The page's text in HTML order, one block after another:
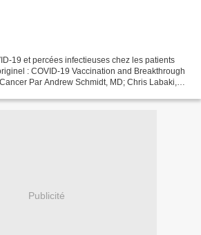
19 et percées infectieuses chez les patients
: COVID-19 Vaccination and Breakthrough
Par Andrew Schmidt, MD; Chris Labaki,
Publicité